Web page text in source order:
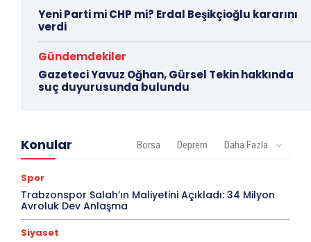
Yeni Parti mi CHP mi? Erdal Beşikçioğlu kararını
verdi
Gündemdekiler
Gazeteci Yavuz Oğhan, Gürsel Tekin hakkında
suç duyurusunda bulundu
Konular Borsa Deprem Daha Fazla
Spor
Trabzonspor Salah’ın Maliyetini Açıkladı: 34 Milyon
Avroluk Dev Anlaşma
Siyaset